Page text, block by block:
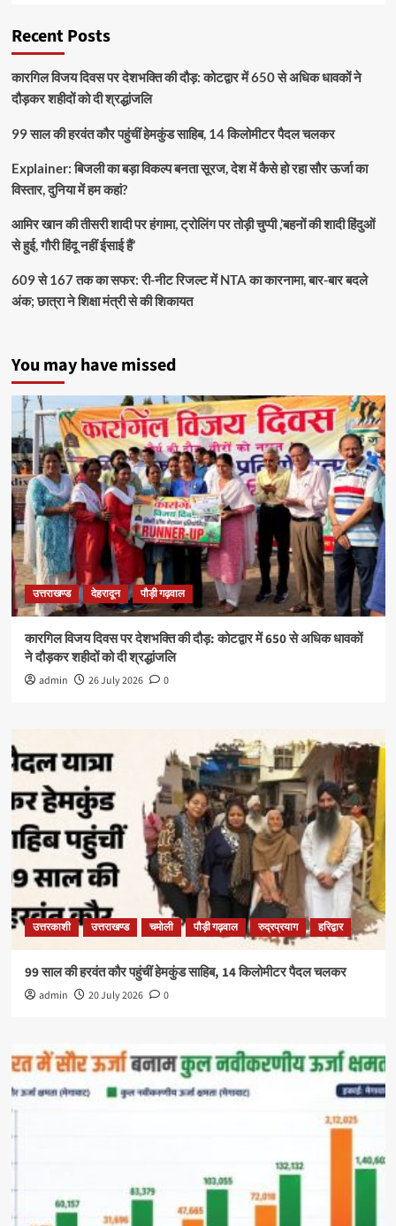
Recent Posts
कारगिल विजय दिवस पर देशभक्ति की दौड़: कोटद्वार में 650 से अधिक धावकों ने
दौड़कर शहीदों को दी श्रद्धांजलि
99 साल की हरवंत कौर पहुंचीं हेमकुंड साहिब, 14 किलोमीटर पैदल चलकर
Explainer: बिजली का बड़ा विकल्प बनता सूरज, देश में कैसे हो रहा सौर ऊर्जा का
विस्तार, दुनिया में हम कहां?
आमिर खान की तीसरी शादी पर हंगामा, ट्रोलिंग पर तोड़ी चुप्पी ,’बहनों की शादी हिंदुओं
से हुई, गौरी हिंदू नहीं ईसाई हैं’
609 से 167 तक का सफर: री-नीट रिजल्ट में NTA का कारनामा, बार-बार बदले
अंक; छात्रा ने शिक्षा मंत्री से की शिकायत
You may have missed
उत्तराखण्ड देहरादून पौड़ी गढ़वाल
कारगिल विजय दिवस पर देशभक्ति की दौड़: कोटद्वार में 650 से अधिक धावकों
ने दौड़कर शहीदों को दी श्रद्धांजलि
admin 26 July 2026 0
उत्तरकाशी उत्तराखण्ड चमोली पौड़ी गढ़वाल रुद्रप्रयाग हरिद्वार
99 साल की हरवंत कौर पहुंचीं हेमकुंड साहिब, 14 किलोमीटर पैदल चलकर
admin 20 July 2026 0